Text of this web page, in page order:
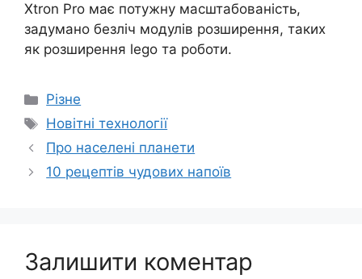
Xtron Pro має потужну масштабованість,
задумано безліч модулів розширення, таких
як розширення lego та роботи.
Категорії
Різне
Позначки
Новітні технології
Про населені планети
10 рецептів чудових напоїв
Залишити коментар